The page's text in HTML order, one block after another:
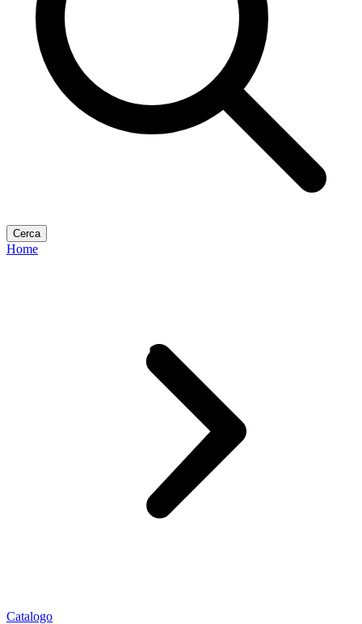
Cerca
Home
Catalogo